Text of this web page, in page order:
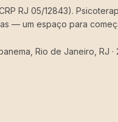
RJ 05/12843).
— um espaço para
Rio de Janeiro, RJ ·